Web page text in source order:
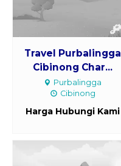
Travel Purbalingga
Cibinong Char...
Purbalingga
Cibinong
Harga Hubungi Kami